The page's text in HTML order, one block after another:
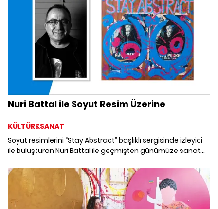
Nuri Battal ile Soyut Resim Üzerine
KÜLTÜR&SANAT
Soyut resimlerini “Stay Abstract” başlıklı sergisinde izleyici
ile buluşturan Nuri Battal ile geçmişten günümüze sanat